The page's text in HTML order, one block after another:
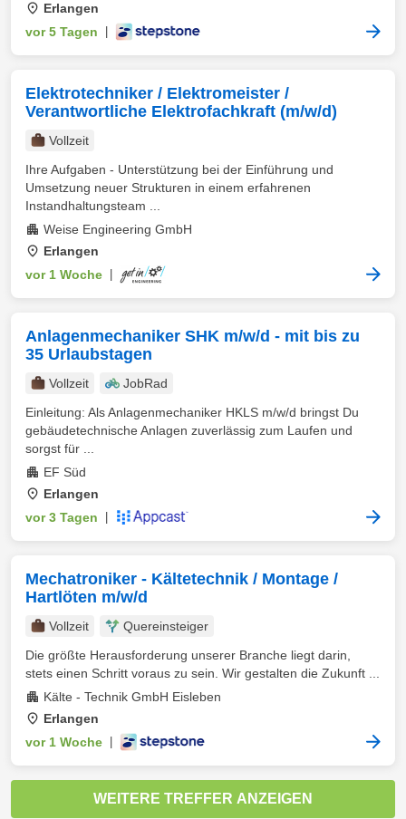
Erlangen
vor 5 Tagen
Elektrotechniker / Elektromeister /
Verantwortliche Elektrofachkraft (m/w/d)
Vollzeit
Ihre Aufgaben - Unterstützung bei der Einführung und
Umsetzung neuer Strukturen in einem erfahrenen
Instandhaltungsteam ...
Weise Engineering GmbH
Erlangen
vor 1 Woche
Anlagenmechaniker SHK m/w/d - mit bis zu
35 Urlaubstagen
Vollzeit
JobRad
Einleitung: Als Anlagenmechaniker HKLS m/w/d bringst Du
gebäudetechnische Anlagen zuverlässig zum Laufen und
sorgst für ...
EF Süd
Erlangen
vor 3 Tagen
Mechatroniker - Kältetechnik / Montage /
Hartlöten m/w/d
Vollzeit
Quereinsteiger
Die größte Herausforderung unserer Branche liegt darin,
stets einen Schritt voraus zu sein. Wir gestalten die Zukunft ...
Kälte - Technik GmbH Eisleben
Erlangen
vor 1 Woche
WEITERE TREFFER ANZEIGEN